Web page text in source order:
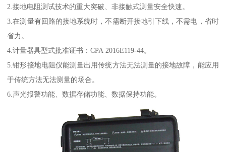
2.接地电阻测试技术的重大突破、非接触式测量安全快速。
3.在测量有回路的接地系统时，不需断开接地引下线，不需电，省时
省力。
4.计量器具型式批准证书：CPA 2016E119-44。
5.钳形接地电阻仪能测量出用传统方法无法测量的接地故障，能应用
于传统方法无法测量的场合。
6.声光报警功能、数据存储功能、数据保持功能。